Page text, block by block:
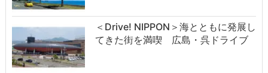
＜Drive! NIPPON＞海とともに発展し
てきた街を満喫 広島・呉ドライブ